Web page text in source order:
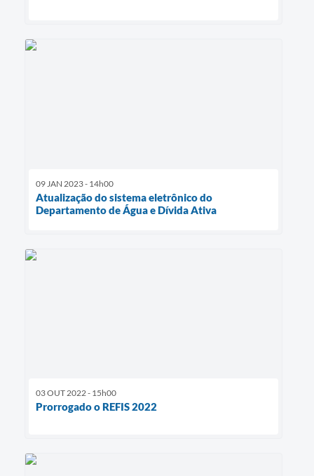
09 JAN 2023 - 14h00
Atualização do sistema eletrônico do
Departamento de Água e Dívida Ativa
03 OUT 2022 - 15h00
Prorrogado o REFIS 2022